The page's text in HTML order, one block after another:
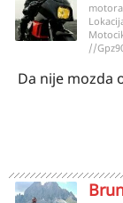
//
Da nije mozda